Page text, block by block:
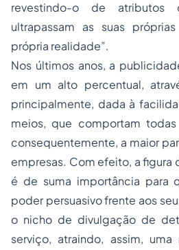
revestindo-o de atributos
ultrapassam as suas
própria realidade”.
Nos últimos anos, a
em um alto percentual,
principalmente, dada à
meios, que comportam
consequentemente, a maior
empresas. Com efeito, a
é de suma importância para
poder persuasivo frente aos
o nicho de divulgação de
serviço, atraindo, assim,